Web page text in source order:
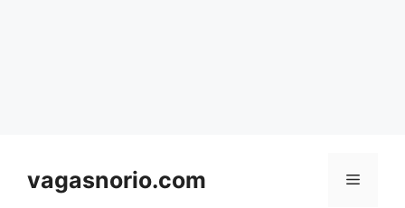
vagasnorio.com Menu